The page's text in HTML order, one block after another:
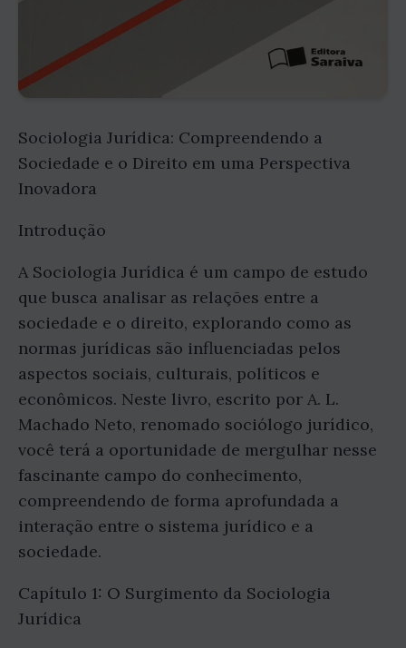
Sociologia Jurídica: Compreendendo a
Sociedade e o Direito em uma Perspectiva
Inovadora
Introdução
A Sociologia Jurídica é um campo de estudo
que busca analisar as relações entre a
sociedade e o direito, explorando como as
normas jurídicas são influenciadas pelos
aspectos sociais, culturais, políticos e
econômicos. Neste livro, escrito por A. L.
Machado Neto, renomado sociólogo jurídico,
você terá a oportunidade de mergulhar nesse
fascinante campo do conhecimento,
compreendendo de forma aprofundada a
interação entre o sistema jurídico e a
sociedade.
Capítulo 1: O Surgimento da Sociologia
Jurídica